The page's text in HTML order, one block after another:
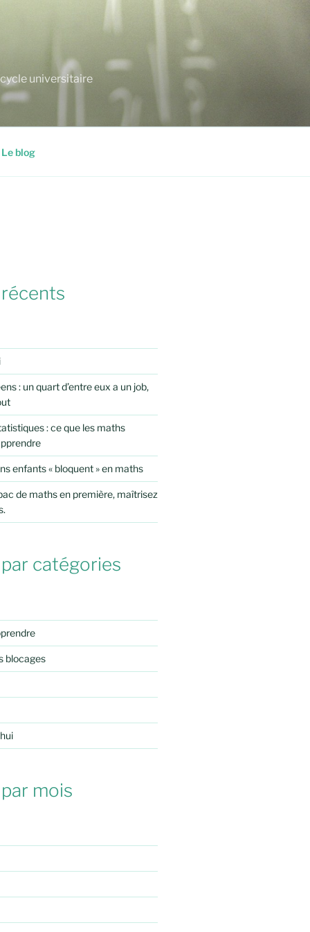
universitaire
Le blog
: un quart d’entre eux a un job,
: ce que les maths
enfants « bloquent » en maths
de maths en première, maîtrisez
catégories
blocages
mois